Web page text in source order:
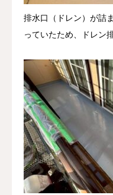
排水口（ドレン）が詰
っていたため、ドレン